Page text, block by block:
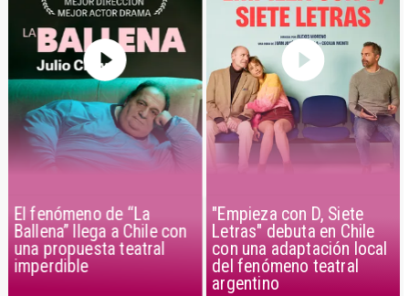
El fenómeno de “La
Ballena” llega a Chile con
una propuesta teatral
imperdible
"Empieza con D, Siete
Letras" debuta en Chile
con una adaptación local
del fenómeno teatral
argentino